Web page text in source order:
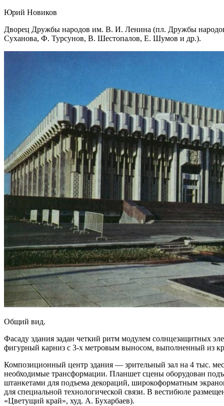
Юрий Новиков
Дворец Дружбы народов им. В. И. Ленина (пл. Дружбы
Суханова, Ф. Турсунов, В. Шестопалов, Е. Шумов и др.).
Общий вид.
Фасаду здания задан четкий ритм модулем солнцезащитных
фигурный карниз с 3-х метровым выносом, выполненный из
Композиционный центр здания — зрительный зал на 4 тыс.
необходимые трансформации. Планшет сцены оборудован
штанкетами для подъема декораций, широкоформатным
для специальной технологической связи. В вестибюле
«Цветущий край», худ. А. Бухарбаев).